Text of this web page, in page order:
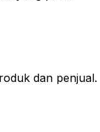
dan penjual.